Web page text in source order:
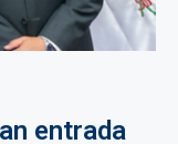
entrada